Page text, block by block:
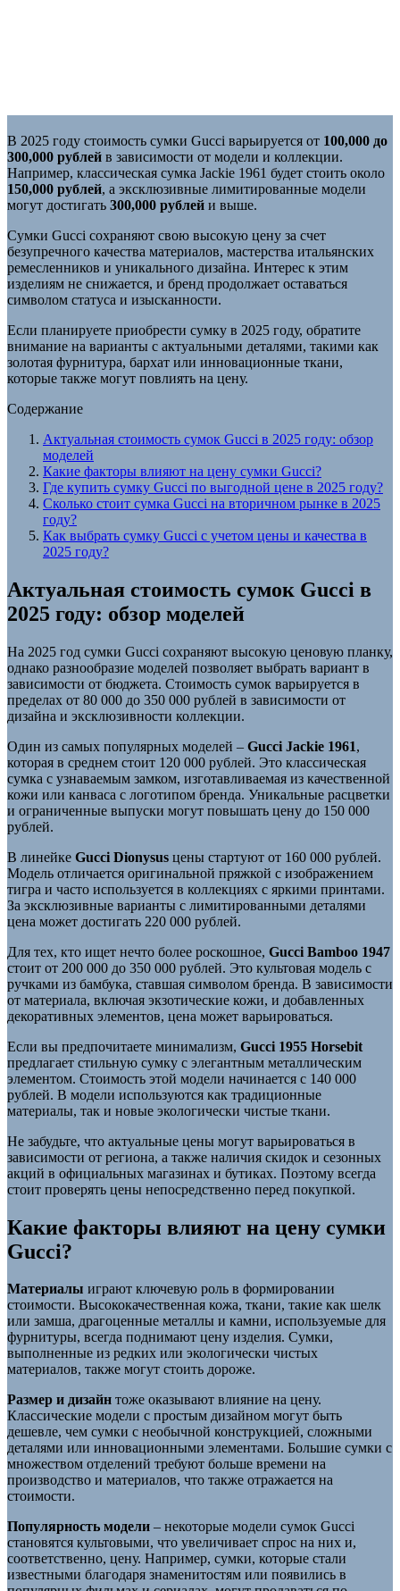
В 2025 году стоимость сумки Gucci варьируется от 100,000 до
300,000 рублей в зависимости от модели и коллекции.
Например, классическая сумка Jackie 1961 будет стоить около
150,000 рублей, а эксклюзивные лимитированные модели
могут достигать 300,000 рублей и выше.
Сумки Gucci сохраняют свою высокую цену за счет
безупречного качества материалов, мастерства итальянских
ремесленников и уникального дизайна. Интерес к этим
изделиям не снижается, и бренд продолжает оставаться
символом статуса и изысканности.
Если планируете приобрести сумку в 2025 году, обратите
внимание на варианты с актуальными деталями, такими как
золотая фурнитура, бархат или инновационные ткани,
которые также могут повлиять на цену.
Содержание
Актуальная стоимость сумок Gucci в 2025 году: обзор
моделей
Какие факторы влияют на цену сумки Gucci?
Где купить сумку Gucci по выгодной цене в 2025 году?
Сколько стоит сумка Gucci на вторичном рынке в 2025
году?
Как выбрать сумку Gucci с учетом цены и качества в
2025 году?
Актуальная стоимость сумок Gucci в
2025 году: обзор моделей
На 2025 год сумки Gucci сохраняют высокую ценовую планку,
однако разнообразие моделей позволяет выбрать вариант в
зависимости от бюджета. Стоимость сумок варьируется в
пределах от 80 000 до 350 000 рублей в зависимости от
дизайна и эксклюзивности коллекции.
Один из самых популярных моделей – Gucci Jackie 1961,
которая в среднем стоит 120 000 рублей. Это классическая
сумка с узнаваемым замком, изготавливаемая из качественной
кожи или канваса с логотипом бренда. Уникальные расцветки
и ограниченные выпуски могут повышать цену до 150 000
рублей.
В линейке Gucci Dionysus цены стартуют от 160 000 рублей.
Модель отличается оригинальной пряжкой с изображением
тигра и часто используется в коллекциях с яркими принтами.
За эксклюзивные варианты с лимитированными деталями
цена может достигать 220 000 рублей.
Для тех, кто ищет нечто более роскошное, Gucci Bamboo 1947
стоит от 200 000 до 350 000 рублей. Это культовая модель с
ручками из бамбука, ставшая символом бренда. В зависимости
от материала, включая экзотические кожи, и добавленных
декоративных элементов, цена может варьироваться.
Если вы предпочитаете минимализм, Gucci 1955 Horsebit
предлагает стильную сумку с элегантным металлическим
элементом. Стоимость этой модели начинается с 140 000
рублей. В модели используются как традиционные
материалы, так и новые экологически чистые ткани.
Не забудьте, что актуальные цены могут варьироваться в
зависимости от региона, а также наличия скидок и сезонных
акций в официальных магазинах и бутиках. Поэтому всегда
стоит проверять цены непосредственно перед покупкой.
Какие факторы влияют на цену сумки
Gucci?
Материалы играют ключевую роль в формировании
стоимости. Высококачественная кожа, ткани, такие как шелк
или замша, драгоценные металлы и камни, используемые для
фурнитуры, всегда поднимают цену изделия. Сумки,
выполненные из редких или экологически чистых
материалов, также могут стоить дороже.
Размер и дизайн тоже оказывают влияние на цену.
Классические модели с простым дизайном могут быть
дешевле, чем сумки с необычной конструкцией, сложными
деталями или инновационными элементами. Большие сумки с
множеством отделений требуют больше времени на
производство и материалов, что также отражается на
стоимости.
Популярность модели – некоторые модели сумок Gucci
становятся культовыми, что увеличивает спрос на них и,
соответственно, цену. Например, сумки, которые стали
известными благодаря знаменитостям или появились в